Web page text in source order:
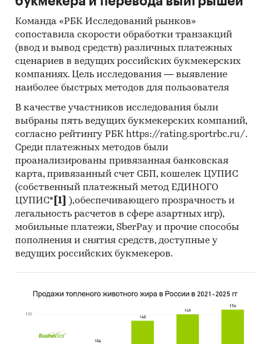
Команда «РБК Исследований рынков»
сопоставила скорости обработки транзакций
(ввод и вывод средств) различных платежных
сценариев в ведущих российских букмекерских
компаниях. Цель исследования — выявление
наиболее быстрых методов для пользователя
В качестве участников исследования были
выбраны пять ведущих букмекерских компаний,
согласно рейтингу РБК https://rating.sportrbc.ru/.
Среди платежных методов были
проанализированы привязанная банковская
карта, привязанный счет СБП, кошелек ЦУПИС
(собственный платежный метод ЕДИНОГО
ЦУПИС* [1]
),обеспечивающего прозрачность и
легальность расчетов в сфере азартных игр),
мобильные платежи, SberPay и прочие способы
пополнения и снятия средств, доступные у
ведущих российских букмекеров.